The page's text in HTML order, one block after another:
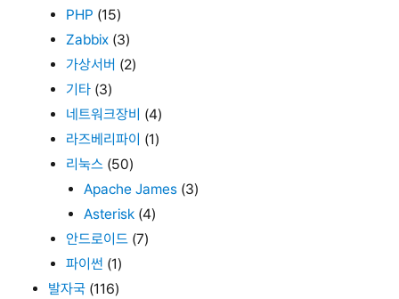
PHP (15)
Zabbix (3)
가상서버 (2)
기타 (3)
네트워크장비 (4)
라즈베리파이 (1)
리눅스 (50)
Apache James (3)
Asterisk (4)
안드로이드 (7)
파이썬 (1)
발자국 (116)